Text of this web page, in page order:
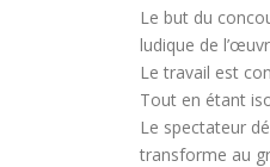
Le but du
ludique de
Le travail est
Tout en étant
Le spectateur
transforme au